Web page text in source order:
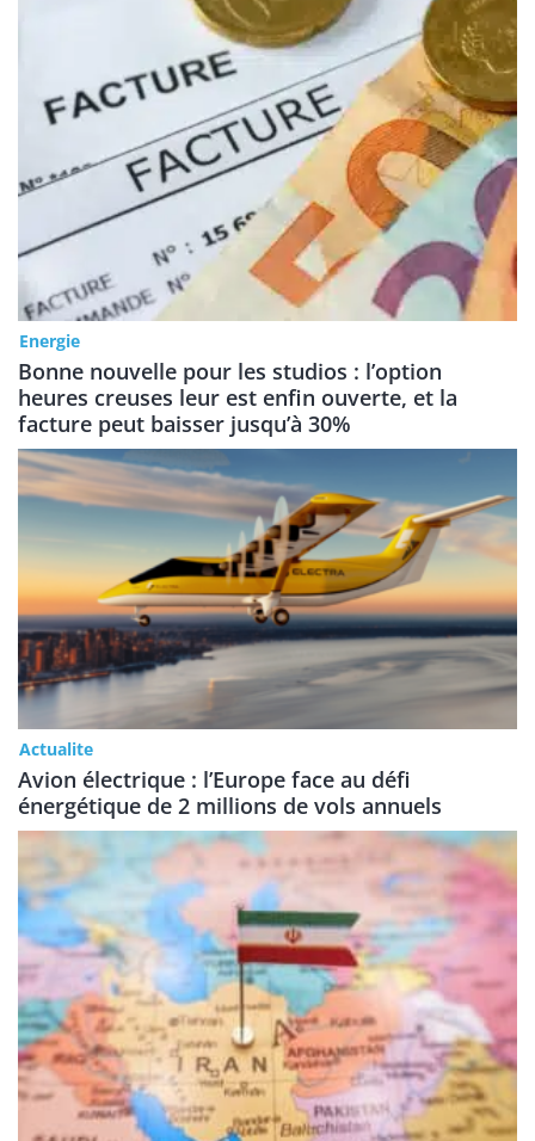
Energie
Bonne nouvelle pour les studios : l’option
heures creuses leur est enfin ouverte, et la
facture peut baisser jusqu’à 30%
Actualite
Avion électrique : l’Europe face au défi
énergétique de 2 millions de vols annuels